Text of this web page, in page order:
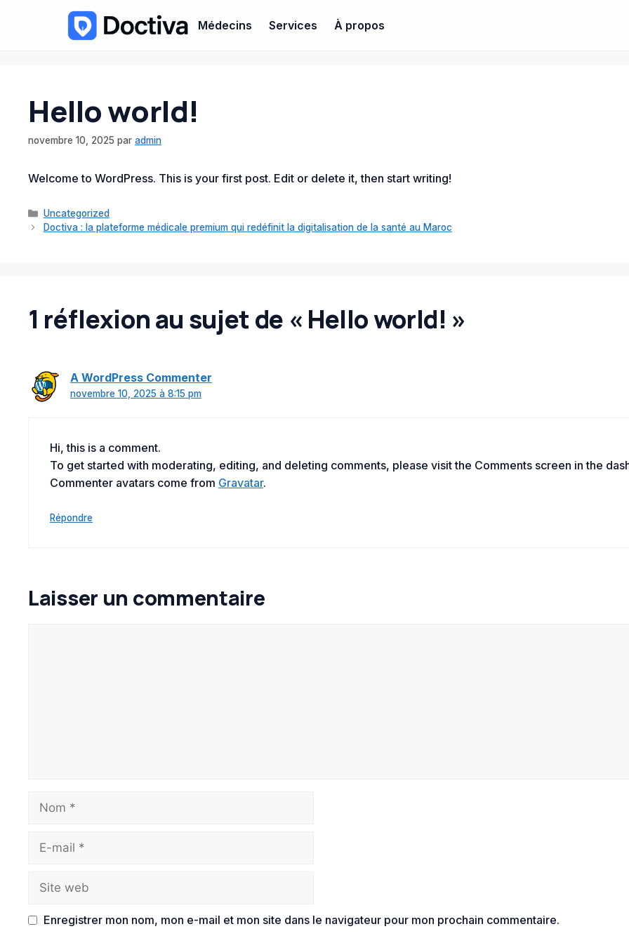
Médecins Services À propos
Hello world!
novembre 10, 2025 par admin
Welcome to WordPress. This is your first post. Edit or delete it, then start writing!
Catégories
Uncategorized
Doctiva : la plateforme médicale premium qui redéfinit la digitalisation de la santé au Maroc
1 réflexion au sujet de « Hello world! »
A WordPress Commenter
novembre 10, 2025 à 8:15 pm
Hi, this is a comment.
To get started with moderating, editing, and deleting comments, please visit the Comments screen in the
Commenter avatars come from Gravatar.
Répondre
Laisser un commentaire
mail
web
Enregistrer mon nom, mon e-mail et mon site dans le navigateur pour mon prochain commentaire.